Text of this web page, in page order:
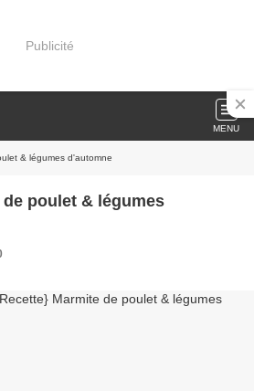
Publicité
MENU
& légumes d'automne
poulet & légumes